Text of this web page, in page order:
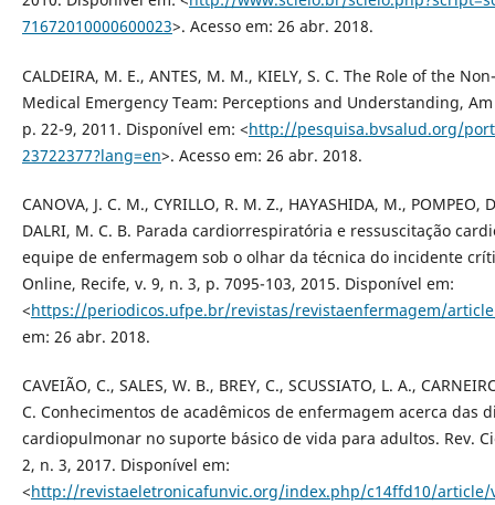
71672010000600023>. Acesso em: 26 abr. 2018.
CALDEIRA, M. E., ANTES, M. M., KIELY, S. C. The Role of the
Medical Emergency Team: Perceptions and Understanding, Am
p. 22-9, 2011. Disponível em: <http://pesquisa.bvsalud.org/
23722377?lang=en>. Acesso em: 26 abr. 2018.
CANOVA, J. C. M., CYRILLO, R. M. Z., HAYASHIDA, M., POMPEO,
DALRI, M. C. B. Parada cardiorrespiratória e ressuscitação
equipe de enfermagem sob o olhar da técnica do incidente
Online, Recife, v. 9, n. 3, p. 7095-103, 2015. Disponível em:
<https://periodicos.ufpe.br/revistas/revistaenfermagem/
em: 26 abr. 2018.
CAVEIÃO, C., SALES, W. B., BREY, C., SCUSSIATO, L. A.,
C. Conhecimentos de acadêmicos de enfermagem acerca das
cardiopulmonar no suporte básico de vida para adultos. Rev.
2, n. 3, 2017. Disponível em:
<http://revistaeletronicafunvic.org/index.php/c14ffd10/article/